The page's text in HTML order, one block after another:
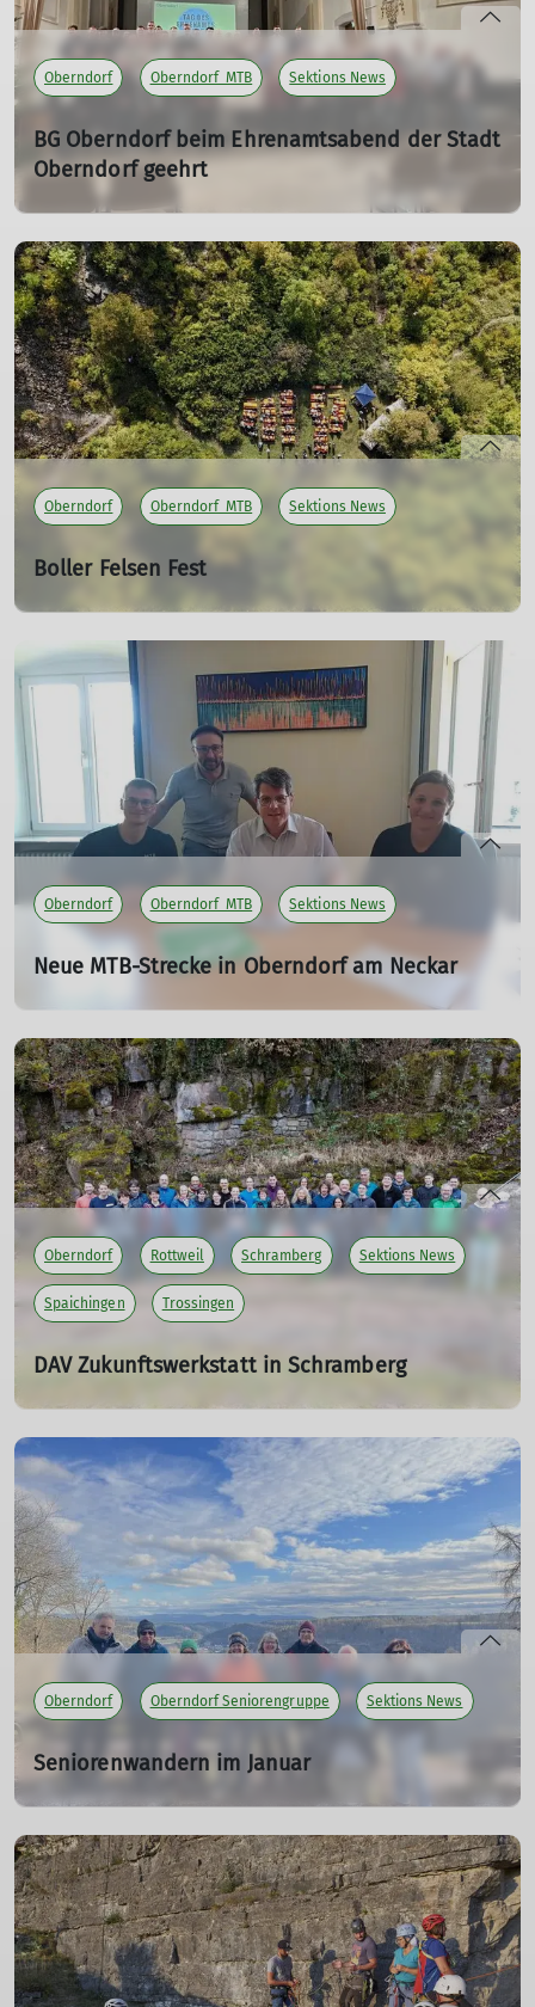
Oberndorf Oberndorf_MTB Sektions News
BG Oberndorf beim Ehrenamtsabend der Stadt
Oberndorf geehrt
03.12.2025
mehr erfahren
Oberndorf Oberndorf_MTB Sektions News
Boller Felsen Fest
Gottesdienst, Trail-Einweihung und volle Bänke
mehr erfahren
Oberndorf Oberndorf_MTB Sektions News
Neue MTB-Strecke in Oberndorf am Neckar
Bald gehts los!!
mehr erfahren
Oberndorf Rottweil Schramberg Sektions News
Spaichingen Trossingen
DAV Zukunftswerkstatt in Schramberg
Ein Wochenende voller Ideen und Gemeinschaft
mehr erfahren
Oberndorf Oberndorf Seniorengruppe Sektions News
Seniorenwandern im Januar
Rund um Oberndorf
mehr erfahren